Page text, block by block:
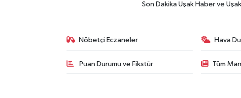
Son Dakika Uşak Haber ve
Nöbetçi Eczaneler Hava
Puan Durumu ve Fikstür Tüm